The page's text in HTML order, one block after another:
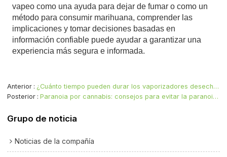
vapeo como una ayuda para dejar de fumar o como un
método para consumir marihuana, comprender las
implicaciones y tomar decisiones basadas en
información confiable puede ayudar a garantizar una
experiencia más segura e informada.
Anterior
¿Cuánto tiempo pueden durar los vaporizadores desechables? Análisis de durabilidad y uso
Posterior
Paranoia por cannabis: consejos para evitar la paranoia durante el efecto
Grupo de noticia
Noticias de la compañía